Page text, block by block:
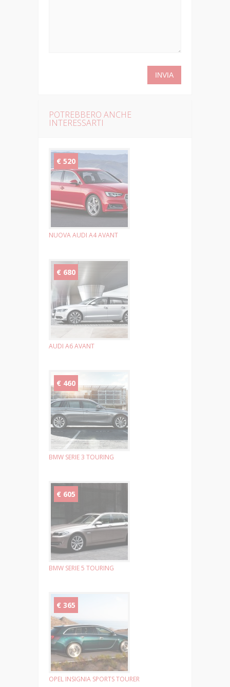
POTREBBERO ANCHE
INTERESSARTI
€ 520
NUOVA AUDI A4 AVANT
€ 680
AUDI A6 AVANT
€ 460
BMW SERIE 3 TOURING
€ 605
BMW SERIE 5 TOURING
€ 365
OPEL INSIGNIA SPORTS TOURER